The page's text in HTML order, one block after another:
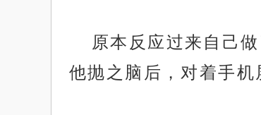
原本反应过来自己
他抛之脑后，对着手机